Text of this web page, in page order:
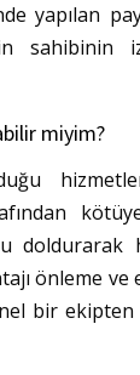
yapılan
miyim?
önleme ve
bir